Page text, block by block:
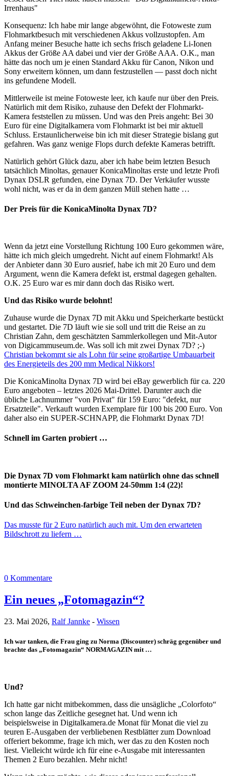
Irrenhaus"
Konsequenz: Ich habe mir lange abgewöhnt, die Fotoweste zum
Flohmarktbesuch mit verschiedenen Akkus vollzustopfen. Am
Anfang meiner Besuche hatte ich sechs frisch geladene Li-Ionen
Akkus der Größe AA dabei und vier der Größe AAA. O.K., man
hätte das noch um je einen Standard Akku für Canon, Nikon und
Sony erweitern können, um dann festzustellen — passt doch nicht
ins gefundene Modell.
Mittlerweile ist meine Fotoweste leer, ich kaufe nur über den Preis.
Natürlich mit dem Risiko, zuhause den Defekt der Flohmarkt-
Kamera feststellen zu müssen. Und was den Preis angeht: Bei 30
Euro für eine Digitalkamera vom Flohmarkt ist bei mir aktuell
Schluss. Erstaunlicherweise bin ich mit dieser Strategie bislang gut
gefahren. Was ganz wenige Flops durch defekte Kameras betrifft.
Natürlich gehört Glück dazu, aber ich habe beim letzten Besuch
tatsächlich Minoltas, genauer KonicaMinoltas erste und letzte Profi
Dynax DSLR gefunden, eine Dynax 7D. Der Verkäufer wusste
wohl nicht, was er da in dem ganzen Müll stehen hatte …
Der Preis für die KonicaMinolta Dynax 7D?
Wenn da jetzt eine Vorstellung Richtung 100 Euro gekommen wäre,
hätte ich mich gleich umgedreht. Nicht auf einem Flohmarkt! Als
der Anbieter dann 30 Euro ausrief, habe ich mit 20 Euro und dem
Argument, wenn die Kamera defekt ist, erstmal dagegen gehalten.
O.K. 25 Euro war es mir dann doch das Risiko wert.
Und das Risiko wurde belohnt!
Zuhause wurde die Dynax 7D mit Akku und Speicherkarte bestückt
und gestartet. Die 7D läuft wie sie soll und tritt die Reise an zu
Christian Zahn, dem geschätzten Sammlerkollegen und Mit-Autor
von Digicammuseum.de. Was soll ich mit zwei Dynax 7D? ;-)
Christian bekommt sie als Lohn für seine großartige Umbauarbeit
des Energieteils des 200 mm Medical Nikkors!
Die KonicaMinolta Dynax 7D wird bei eBay gewerblich für ca. 220
Euro angeboten – letztes 2026 Mai-Drittel. Darunter auch die
übliche Lachnummer "von Privat" für 159 Euro: "defekt, nur
Ersatzteile". Verkauft wurden Exemplare für 100 bis 200 Euro. Von
daher also ein SUPER-SCHNAPP, die Flohmarkt Dynax 7D!
Schnell im Garten probiert …
Die Dynax 7D vom Flohmarkt kam natürlich ohne das schnell
montierte MINOLTA AF ZOOM 24-50mm 1:4 (22)!
Und das Schweinchen-farbige Teil neben der Dynax 7D?
Das musste für 2 Euro natürlich auch mit. Um den erwarteten
Bildschrott zu liefern …
0 Kommentare
Ein neues „Fotomagazin“?
23. Mai 2026, Ralf Jannke - Wissen
Ich war tanken, die Frau ging zu Norma (Discounter) schräg gegenüber und
brachte das „Fotomagazin“ NORMAGAZIN mit …
Und?
Ich hatte gar nicht mitbekommen, dass die unsägliche „Colorfoto“
schon lange das Zeitliche gesegnet hat. Und wenn ich
beispielsweise in Digitalkamera.de Monat für Monat die viel zu
teuren E-Ausgaben der verbliebenen Restblätter zum Download
offeriert bekomme, frage ich mich, wer das zu den Kosten noch
liest. Vielleicht würde ich für eine e-Ausgabe mit interessanten
Themen 2 Euro bezahlen. Mehr nicht!